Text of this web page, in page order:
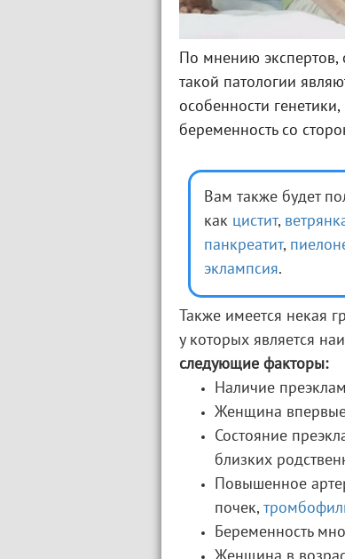
По мнению
такой патологии
особенности
беременность со
Вам также будет
как цистит,
панкреатит,
эклампсия.
Также имеется некая
у которых является
следующие факторы:
Наличие
Женщина
Состояние
близких
Повышенное
почек,
Беременность